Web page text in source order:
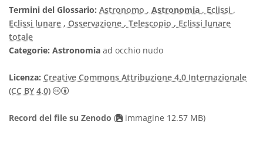
Termini del Glossario: Astronomo , Astronomia , Eclissi ,
Eclissi lunare , Osservazione , Telescopio , Eclissi lunare
totale
Categorie: Astronomia ad occhio nudo
Licenza: Creative Commons Attribuzione 4.0 Internazionale
(CC BY 4.0)
Creative Commons Attribuzione 4.0
Record del file su Zenodo ( immagine 12.57 MB)